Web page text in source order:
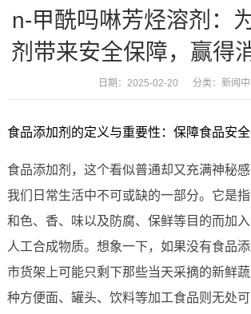
n-甲酰吗啉芳烃溶剂：
剂带来安全保障，赢得
日期：2025-02-20 分类： 新闻
食品添加剂的定义与重要性：保障食品安
食品添加剂，这个看似普通却又充满神秘
我们日常生活中不可或缺的一部分。它是
和色、香、味以及防腐、保鲜等目的而加
人工合成物质。想象一下，如果没有食品
市货架上可能只剩下那些当天采摘的新鲜
种方便面、罐头、饮料等加工食品则无处可